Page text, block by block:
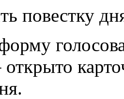
повестку
открыто